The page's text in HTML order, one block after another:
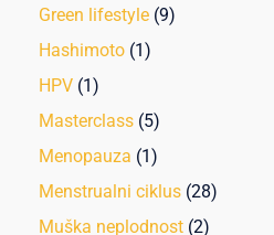
Green lifestyle (9)
Hashimoto (1)
HPV (1)
Masterclass (5)
Menopauza (1)
Menstrualni ciklus (28)
Muška neplodnost (2)